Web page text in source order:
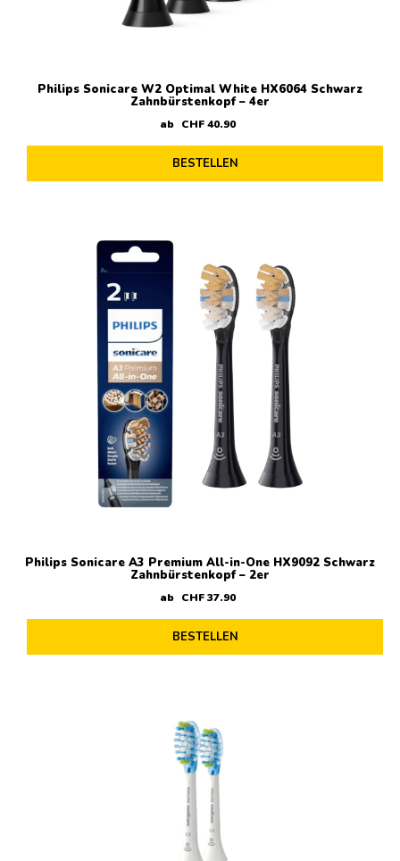
Philips Sonicare W2 Optimal White HX6064 Schwarz
Zahnbürstenkopf – 4er
ab CHF40.90
BESTELLEN
Philips Sonicare A3 Premium All-in-One HX9092 Schwarz
Zahnbürstenkopf – 2er
ab CHF37.90
BESTELLEN